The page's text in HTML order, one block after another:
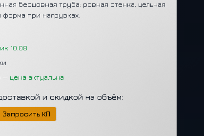
бесшовная труба: ровная стенка, цельная
при нагрузках.
10.08
— цена актуальна
и скидкой на объём:
Запросить КП